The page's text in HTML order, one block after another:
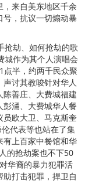
来自美东地区千余
，抗议一切煽动暴
抢劫、如何抢劫的歌
城作为其个人演唱会
点半，约两千民众聚
讨其教唆针对华人
善庄、大费城福建
涌、大费城华人餐
欧大卫、马克斯奎
代表等也站在了集
有上百家中餐馆和华
的抢劫案也不下50
华裔的暴力犯罪活
打击犯罪，捍卫自